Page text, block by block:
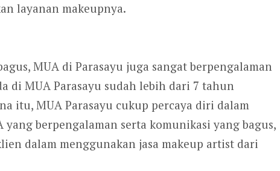
layanan makeupnya.
MUA di Parasayu juga sangat berpengalaman
di MUA Parasayu sudah lebih dari 7 tahun
itu, MUA Parasayu cukup percaya diri dalam
berpengalaman serta komunikasi yang bagus,
dalam menggunakan jasa makeup artist dari